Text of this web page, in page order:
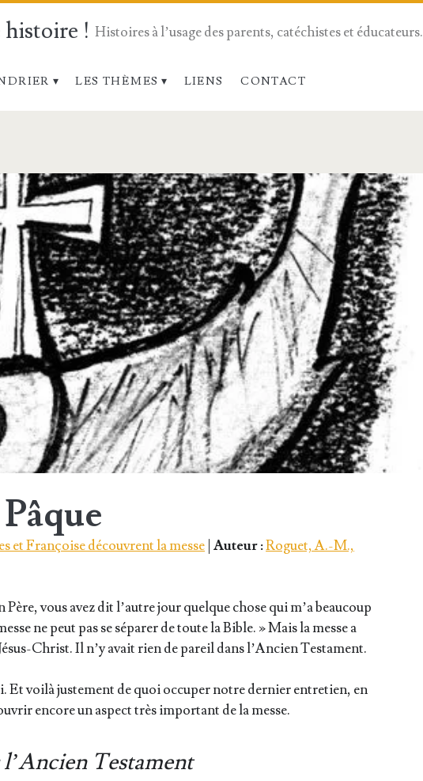
! Histoires à l’usage des parents, catéchistes et éducateurs.
LES THÈMES LIENS CONTACT
et Françoise découvrent la messe |Auteur :Roguet, A.-M.,
vous avez dit l’autre jour quelque chose qui m’a beau­coup
ne peut pas se sépa­rer de toute la Bible. » Mais la messe a
Christ. Il n’y avait rien de pareil dans l’An­cien Testament.
Et voi­là jus­te­ment de quoi occu­per notre der­nier entre­tien, en
encore un aspect très impor­tant de la messe.
l’Ancien Testament